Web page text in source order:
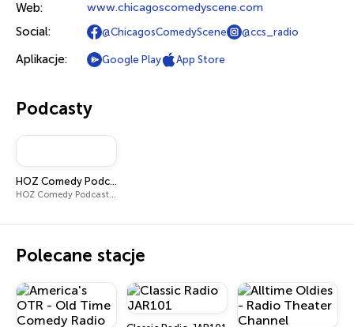
Web: www.chicagoscomedyscene.com
Social: @ChicagosComedyScene @ccs_radio
Aplikacje: Google Play App Store
Podcasty
HOZ Comedy Podcast w/ Joey
HOZ Comedy Podcast w/ Joey
Polecane stacje